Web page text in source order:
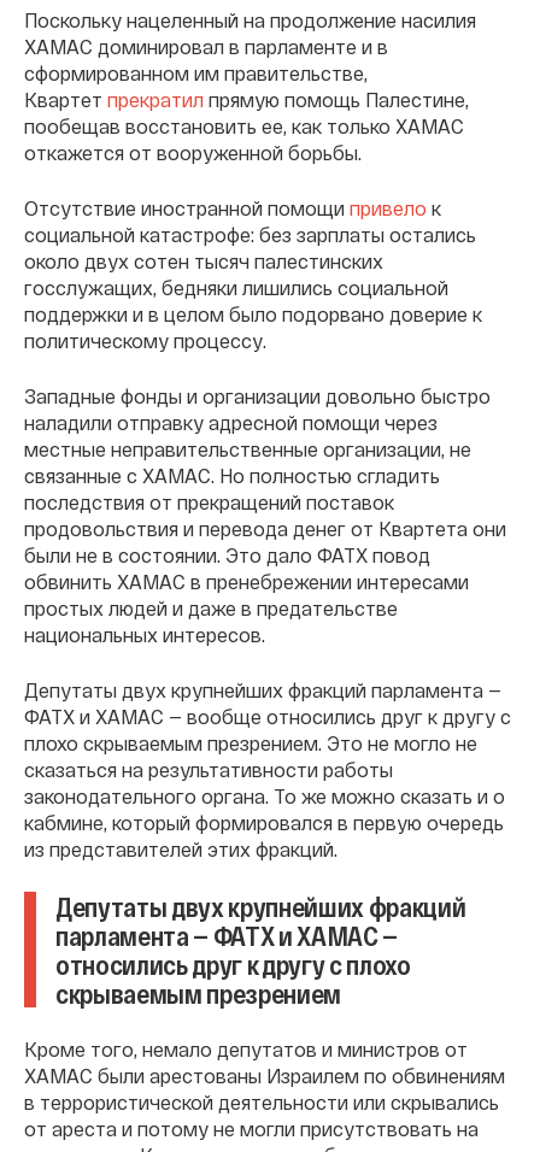
Поскольку нацеленный на продолжение насилия
ХАМАС доминировал в парламенте и в
сформированном им правительстве,
Квартет прекратил прямую помощь Палестине,
пообещав восстановить ее, как только ХАМАС
откажется от вооруженной борьбы.
Отсутствие иностранной помощи привело к
социальной катастрофе: без зарплаты остались
около двух сотен тысяч палестинских
госслужащих, бедняки лишились социальной
поддержки и в целом было подорвано доверие к
политическому процессу.
Западные фонды и организации довольно быстро
наладили отправку адресной помощи через
местные неправительственные организации, не
связанные с ХАМАС. Но полностью сгладить
последствия от прекращений поставок
продовольствия и перевода денег от Квартета они
были не в состоянии. Это дало ФАТХ повод
обвинить ХАМАС в пренебрежении интересами
простых людей и даже в предательстве
национальных интересов.
Депутаты двух крупнейших фракций парламента —
ФАТХ и ХАМАС — вообще относились друг к другу с
плохо скрываемым презрением. Это не могло не
сказаться на результативности работы
законодательного органа. То же можно сказать и о
кабмине, который формировался в первую очередь
из представителей этих фракций.
Депутаты двух крупнейших фракций
парламента — ФАТХ и ХАМАС —
относились друг к другу с плохо
скрываемым презрением
Кроме того, немало депутатов и министров от
ХАМАС были арестованы Израилем по обвинениям
в террористической деятельности или скрывались
от ареста и потому не могли присутствовать на